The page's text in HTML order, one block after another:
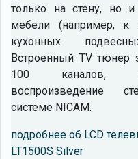
только на стену, но
мебели (например, к
кухонных
Встроенный TV тюнер
100 каналов,
воспроизведение
системе NICAM.
подробнее об LCD
LT1500S Silver